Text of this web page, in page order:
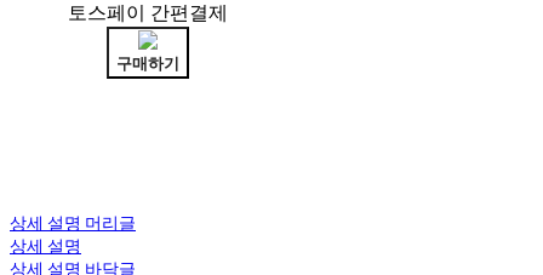
토스페이 간편결제
구매하기
상세 설명 머리글
상세 설명
상세 설명 바닥글